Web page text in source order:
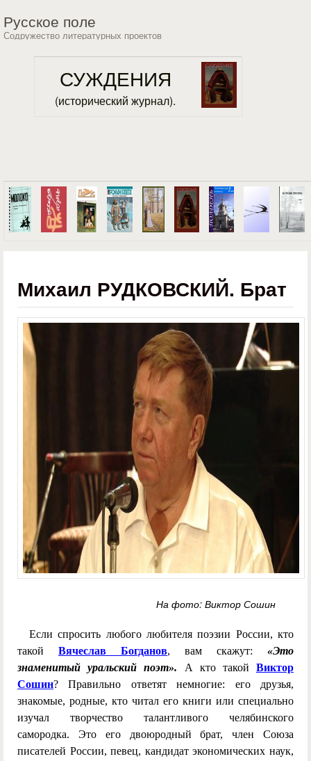
Русское поле
Содружество литературных проектов
СУЖДЕНИЯ
(исторический журнал).
Михаил РУДКОВСКИЙ. Брат
На фото: Виктор Сошин
Если спросить любого любителя поэзии России, кто
такой Вячеслав Богданов, вам скажут: «Это
знаменитый уральский поэт». А кто такой Виктор
Сошин? Правильно ответят немногие: его друзья,
знакомые, родные, кто читал его книги или специально
изучал творчество талантливого челябинского
самородка. Это его двоюродный брат, член Союза
писателей России, певец, кандидат экономических наук,